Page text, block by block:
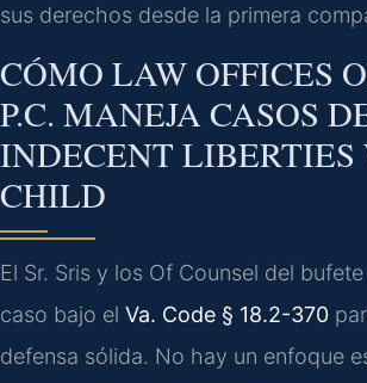
sus derechos desde la primera
CÓMO LAW OFFICES
P.C. MANEJA CASOS
INDECENT
CHILD
El Sr. Sris y los Of Counsel del
caso bajo el Va. Code § 18.2-370
defensa sólida. No hay un enfoque